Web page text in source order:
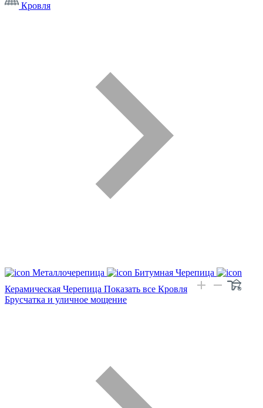
Кровля
Металлочерепица
Битумная Черепица
Керамическая Черепица Показать все Кровля
Брусчатка и уличное мощение